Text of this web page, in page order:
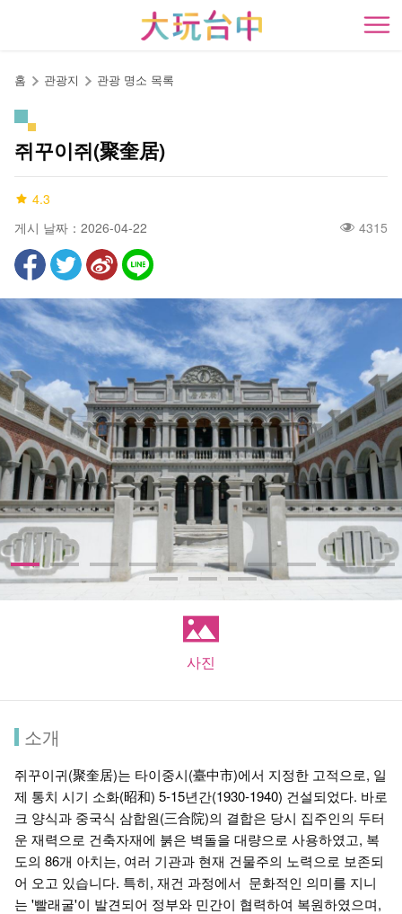
開
홈 관광지 관광 명소 목록
쥐꾸이쥐(聚奎居)
4.3
게시 날짜：2026-04-22
4315
사진
소개
쥐꾸이귀(聚奎居)는 타이중시(臺中市)에서 지정한 고적으로, 일
제 통치 시기 소화(昭和) 5-15년간(1930-1940) 건설되었다. 바로
크 양식과 중국식 삼합원(三合院)의 결합은 당시 집주인의 두터
운 재력으로 건축자재에 붉은 벽돌을 대량으로 사용하였고, 복
도의 86개 아치는, 여러 기관과 현재 건물주의 노력으로 보존되
어 오고 있습니다. 특히, 재건 과정에서 문화적인 의미를 지니
는 '빨래굴'이 발견되어 정부와 민간이 협력하여 복원하였으며,